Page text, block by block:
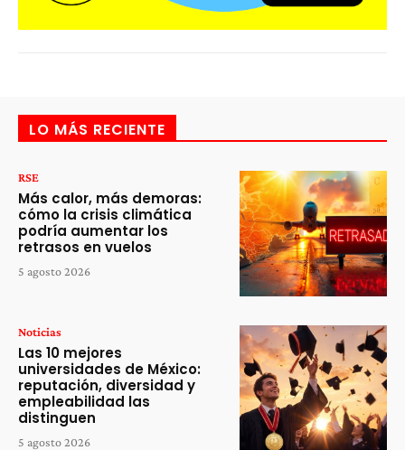
LO MÁS RECIENTE
RSE
Más calor, más demoras:
cómo la crisis climática
podría aumentar los
retrasos en vuelos
5 agosto 2026
Noticias
Las 10 mejores
universidades de México:
reputación, diversidad y
empleabilidad las
distinguen
5 agosto 2026